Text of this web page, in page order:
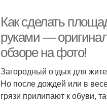
Как сделать
руками —
обзоре на фото!
Загородный отдых для
Но после дождей или в
грязи прилипают к обуви,